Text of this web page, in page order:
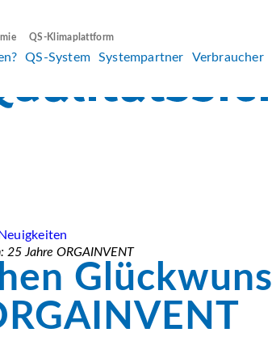
QS-Klimaplattform
QS-System Systempartner Verbraucher
Neuigkeiten
25 Jahre ORGAINVENT